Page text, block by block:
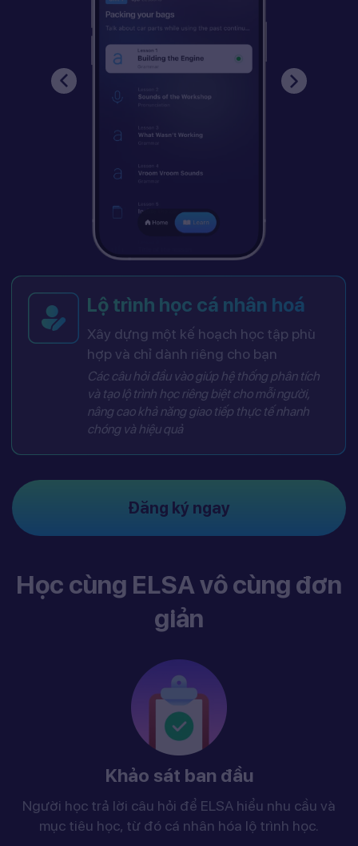
Lộ trình học cá nhân hoá
Xây dựng một kế hoạch học tập phù
hợp và chỉ dành riêng cho bạn
Các câu hỏi đầu vào giúp hệ thống phân tích
và tạo lộ trình học riêng biệt cho mỗi người,
nâng cao khả năng giao tiếp thực tế nhanh
chóng và hiệu quả
Đăng ký ngay
Học cùng ELSA vô cùng đơn
giản
Khảo sát ban đầu
Người học trả lời câu hỏi để ELSA hiểu nhu cầu và
mục tiêu học, từ đó cá nhân hóa lộ trình học.